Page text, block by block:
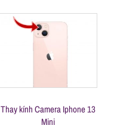
Thay kính Camera Iphone 13
Mini